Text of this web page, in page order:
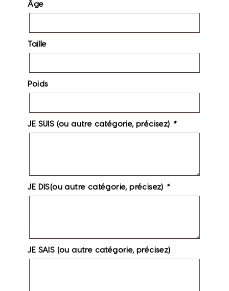
Âge
Taille
Poids
JE SUIS (ou autre catégorie, précisez) *
JE DIS(ou autre catégorie, précisez) *
JE SAIS (ou autre catégorie, précisez)